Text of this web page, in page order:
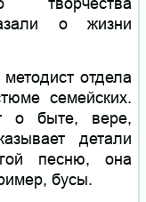
о жизни
отдела
семейских.
о быте, вере,
детали
песню, она
бусы.